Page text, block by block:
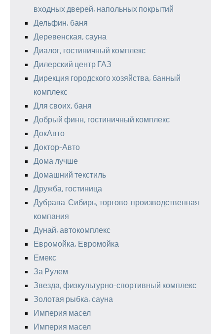
входных дверей, напольных покрытий
Дельфин, баня
Деревенская, сауна
Диалог, гостиничный комплекс
Дилерский центр ГАЗ
Дирекция городского хозяйства, банный
комплекс
Для своих, баня
Добрый финн, гостиничный комплекс
ДокАвто
Доктор-Авто
Дома лучше
Домашний текстиль
Дружба, гостиница
Дубрава-Сибирь, торгово-производственная
компания
Дунай, автокомплекс
Евромойка, Евромойка
Емекс
За Рулем
Звезда, физкультурно-спортивный комплекс
Золотая рыбка, сауна
Империя масел
Империя масел